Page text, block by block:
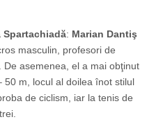
Spartachiadă: Marian Dantiş
masculin, profesori de
asemenea, el a mai obţinut
50 m, locul al doilea înot stilul
de ciclism, iar la tenis de